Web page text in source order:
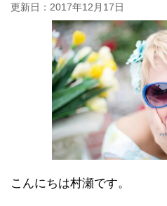
更新日： 2017年12月17日
こんにちは村瀬です。